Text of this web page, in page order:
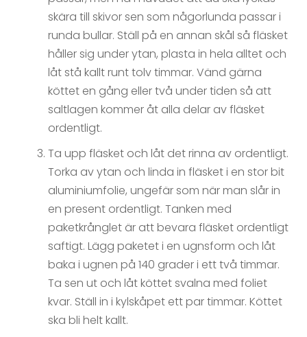
skära till skivor sen som någorlunda passar i
runda bullar. Ställ på en annan skål så fläsket
håller sig under ytan, plasta in hela alltet och
låt stå kallt runt tolv timmar. Vänd gärna
köttet en gång eller två under tiden så att
saltlagen kommer åt alla delar av fläsket
ordentligt.
Ta upp fläsket och låt det rinna av ordentligt.
Torka av ytan och linda in fläsket i en stor bit
aluminiumfolie, ungefär som när man slår in
en present ordentligt. Tanken med
paketkrånglet är att bevara fläsket ordentligt
saftigt. Lägg paketet i en ugnsform och låt
baka i ugnen på 140 grader i ett två timmar.
Ta sen ut och låt köttet svalna med foliet
kvar. Ställ in i kylskåpet ett par timmar. Köttet
ska bli helt kallt.